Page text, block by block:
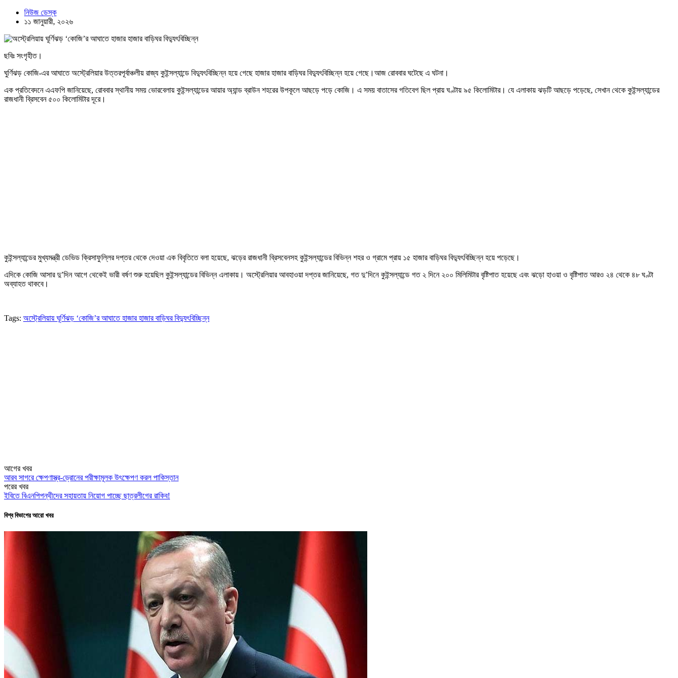
নিউজ ডেস্ক
১১ জানুয়ারী, ২০২৬
ছবিঃ সংগৃহীত।
ঘুর্ণিঝড় কোজি-এর আঘাতে অস্ট্রেলিয়ার উত্তরপূর্বাঞ্চলীয় রাজ্য কুইন্সল্যান্ডে বিদ্যুৎবিচ্ছিন্ন হয়ে গেছে হাজার হাজার বাড়িঘর বিদ্যুৎবিচ্ছিন্ন হয়ে গেছে।আজ রোববার ঘটেছে এ ঘটনা।
এক প্রতিবেদনে এএফপি জানিয়েছে, রোববার স্থানীয় সময় ভোরবেলায় কুইন্সল্যান্ডের আয়ার অ্যান্ড ব্রাউন শহরের উপকূলে আছড়ে পড়ে কোজি। এ সময় বাতাসের গতিবেগ ছিল প্রায় ঘণ্টায় ৯৫ কিলোমিটার। যে এলাকায় ঝড়টি আছড়ে পড়েছে, সেখান থেকে কুইন্সল্যান্ডের
রাজধানী ব্রিসবেন ৫০০ কিলোমিটার দূরে।
কুইন্সল্যান্ডের মুখ্যমন্ত্রী ডেভিড ক্রিসাফুল্লির দপ্তর থেকে দেওয়া এক বিবৃতিতে বলা হয়েছে, ঝড়ের রাজধানী ব্রিসবেনসহ কুইন্সল্যান্ডের বিভিন্ন শহর ও গ্রামে প্রায় ১৫ হাজার বাড়িঘর বিদ্যুৎবিচ্ছিন্ন হয়ে পড়েছে।
এদিকে কোজি আসার দু’দিন আগে থেকেই ভারী বর্ষণ শুরু হয়েছিল কুইন্সল্যান্ডের বিভিন্ন এলাকায়। অস্ট্রেলিয়ার আবহাওয়া দপ্তর জানিয়েছে, গত দু’দিনে কুইন্সল্যান্ডে গত ২ দিনে ২০০ মিলিমিটার বৃষ্টিপাত হয়েছে এবং ঝড়ো হাওয়া ও বৃষ্টিপাত আরও ২৪ থেকে ৪৮ ঘণ্টা
অব্যাহত থাকবে।
Tags: অস্ট্রেলিয়ায় ঘূর্ণিঝড় ‘কোজি’র আঘাতে হাজার হাজার বাড়িঘর বিদ্যুৎবিচ্ছিন্ন
আগের খবর
আরব সাগরে ক্ষেপণাস্ত্র-ড্রোনের পরীক্ষামূলক উৎক্ষেপণ করল পাকিস্তান
পরের খবর
ইবিতে বিএনপিপন্থীদের সহায়তায় নিয়োগ পাচ্ছে ছাত্রলীগের রাকিব!
বিশ্ব বিভাগের আরো খবর